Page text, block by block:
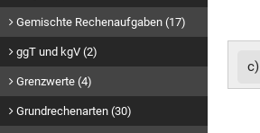
c)
Gemischte Rechenaufgaben (17)
ggT und kgV (2)
Grenzwerte (4)
Grundrechenarten (30)